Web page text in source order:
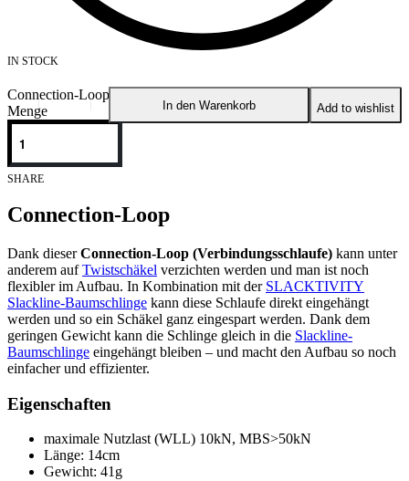
IN STOCK
Connection-Loop
Menge
In den Warenkorb Add to wishlist
SHARE
Connection-Loop
Dank dieserConnection-Loop (Verbindungsschlaufe) kann unter
anderem aufTwistschäkel verzichten werden und man ist noch
flexibler im Aufbau. In Kombination mit der SLACKTIVITY
Slackline-Baumschlinge kann diese Schlaufe direkt eingehängt
werden und so ein Schäkel ganz eingespart werden. Dank dem
geringen Gewicht kann die Schlinge gleich in die Slackline-
Baumschlinge eingehängt bleiben – und macht den Aufbau so noch
einfacher und effizienter.
Eigenschaften
maximale Nutzlast (WLL) 10kN, MBS>50kN
Länge: 14cm
Gewicht: 41g